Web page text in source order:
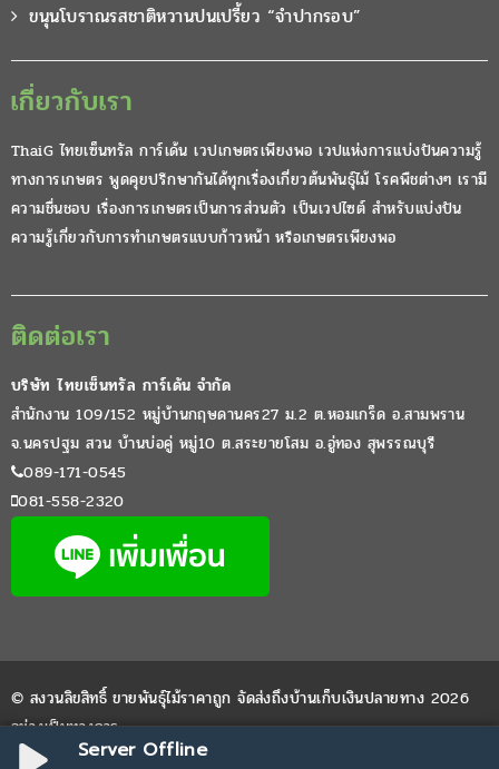
ขนุนโบราณรสชาติหวานปนเปรี้ยว “จำปากรอบ”
เกี่ยวกับเรา
ThaiG ไทยเซ็นทรัล การ์เด้น เวปเกษตรเพียงพอ เวปแห่งการแบ่งปันความรู้
ทางการเกษตร พูดคุยปรึกษากันได้ทุกเรื่องเกี่ยวต้นพันธุ์ไม้ โรคพืชต่างๆ เรามี
ความชื่นชอบ เรื่องการเกษตรเป็นการส่วนตัว เป็นเวปไซต์ สำหรับแบ่งปัน
ความรู้เกี่ยวกับการทำเกษตรแบบก้าวหน้า หรือเกษตรเพียงพอ
ติดต่อเรา
บริษัท ไทยเซ็นทรัล การ์เด้น จำกัด
สำนักงาน 109/152 หมู่บ้านกฤษดานคร27 ม.2 ต.หอมเกร็ด อ.สามพราน
จ.นครปฐม สวน บ้านบ่อคู่ หมู่10 ต.สระยายโสม อ.อู่ทอง สุพรรณบุรี
089-171-0545
081-558-2320
© สงวนลิขสิทธิ์ ขายพันธุ์ไม้ราคาถูก จัดส่งถึงบ้านเก็บเงินปลายทาง 2026
อย่างเป็นทางการ
Website by
Server Offline